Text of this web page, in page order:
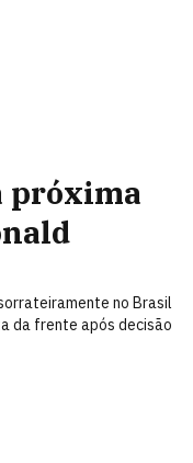
próxima
no Brasil
da frente após decisão